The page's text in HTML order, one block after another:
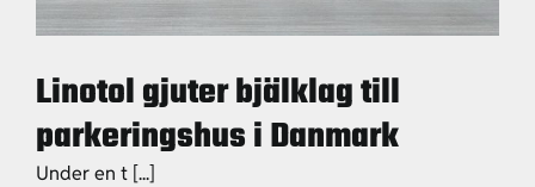
Aktuellt
Linotol gjuter bjälklag till
parkeringshus i Danmark
Under en t [...]